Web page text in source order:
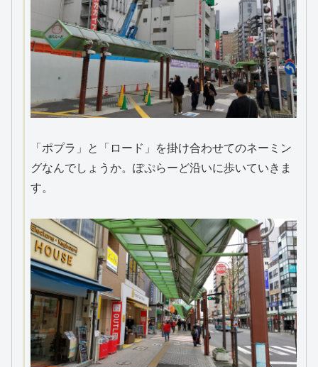
「ポプラ」と「ロード」を掛け合わせてのネーミン
グなんでしょうか。ぽぷらーど沿いに歩いていきま
す。